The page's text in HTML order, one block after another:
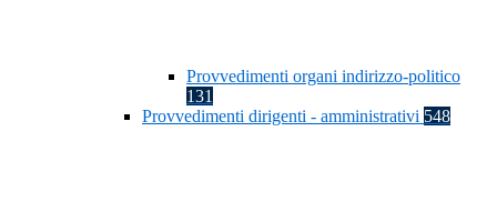
Provvedimenti organi indirizzo-politico
131
Provvedimenti dirigenti - amministrativi 548